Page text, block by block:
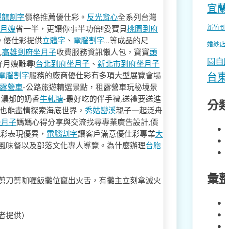
割字價格推薦優仕彩。 反光背心全系列台灣
嫂省一半，更讓你事半功倍!!愛寶貝桃園到府
優仕彩提供立體字 、 電腦割字…等成品的尺
,高雄到府坐月子收費服務資訊懶人包，寶寶頭
嫂難尋!台北到府坐月子、 新北市到府坐月子
腦割字服務的廠商優仕彩有多項大型展覽會場
露營車-公路旅遊精選景點，租露營車玩秘境景
郁的奶香牛軋糖-最好吃的伴手禮,送禮要送進
能盡情探索海底世界， 秀姑巒溪親子一起泛舟
子媽媽心得分享與交流找尋專業廣告設計,價
表現優異， 電腦割字讓客戶滿意優仕彩專業大
味餐以及部落文化專人導覽。為什麼辦理台胞
刀剪咖喱飯攤位竄出火舌，有攤主立刻拿滅火
供）
宜
新竹
婚紗
園
台
分
彙